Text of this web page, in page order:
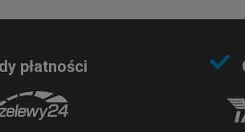
płatności